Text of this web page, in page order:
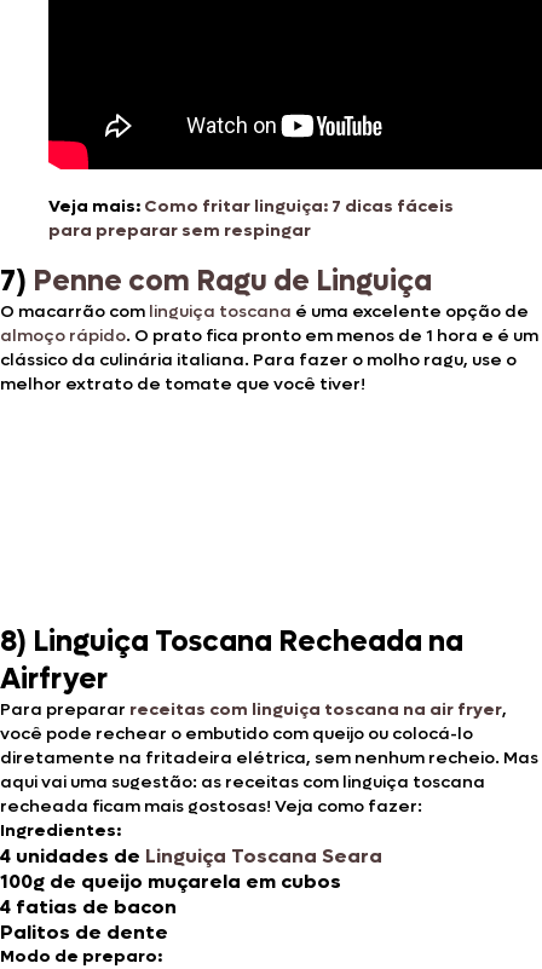
Veja mais: Como fritar linguiça: 7 dicas fáceis
para preparar sem respingar
7) Penne com Ragu de Linguiça
O macarrão com linguiça toscana é uma excelente opção de
almoço rápido. O prato fica pronto em menos de 1 hora e é um
clássico da culinária italiana. Para fazer o molho ragu, use o
melhor extrato de tomate que você tiver!
8) Linguiça Toscana Recheada na
Airfryer
Para preparar receitas com linguiça toscana na air fryer,
você pode rechear o embutido com queijo ou colocá-lo
diretamente na fritadeira elétrica, sem nenhum recheio. Mas
aqui vai uma sugestão: as receitas com linguiça toscana
recheada ficam mais gostosas! Veja como fazer:
Ingredientes:
4 unidades de Linguiça Toscana Seara
100g de queijo muçarela em cubos
4 fatias de bacon
Palitos de dente
Modo de preparo: